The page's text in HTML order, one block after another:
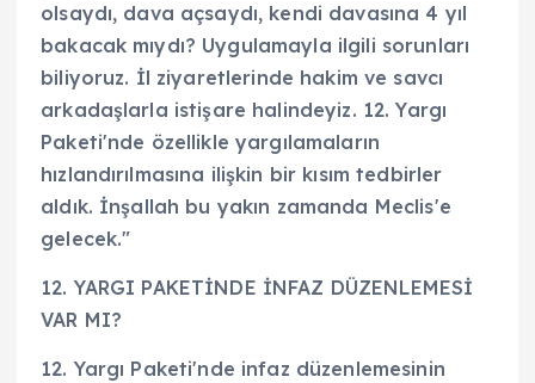
olsaydı, dava açsaydı, kendi davasına 4 yıl
bakacak mıydı? Uygulamayla ilgili sorunları
biliyoruz. İl ziyaretlerinde hakim ve savcı
arkadaşlarla istişare halindeyiz. 12. Yargı
Paketi'nde özellikle yargılamaların
hızlandırılmasına ilişkin bir kısım tedbirler
aldık. İnşallah bu yakın zamanda Meclis'e
gelecek."
12. YARGI PAKETİNDE İNFAZ DÜZENLEMESİ
VAR MI?
12. Yargı Paketi'nde infaz düzenlemesinin